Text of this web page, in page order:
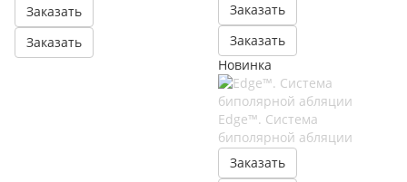
Заказать
Заказать
Заказать
Заказать
Новинка
Edge™. Система
биполярной абляции
Заказать